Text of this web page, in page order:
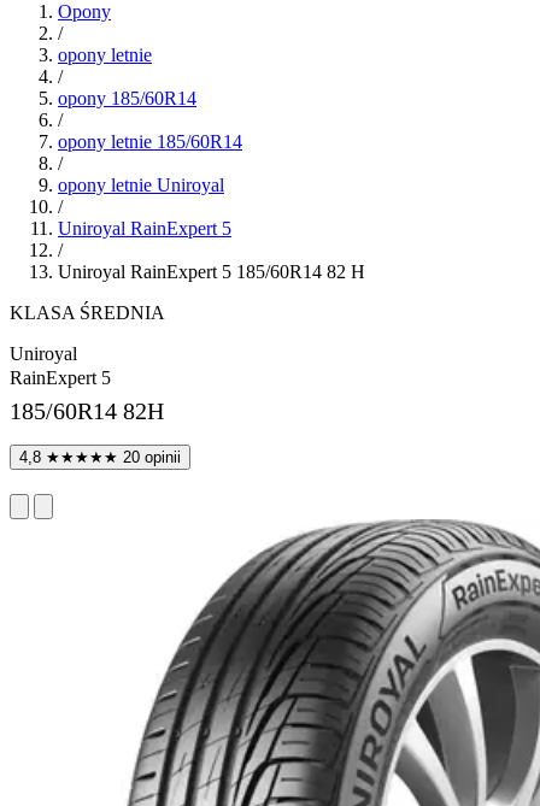
Opony
/
opony letnie
/
opony 185/60R14
/
opony letnie 185/60R14
/
opony letnie Uniroyal
/
Uniroyal RainExpert 5
/
Uniroyal RainExpert 5 185/60R14 82 H
KLASA ŚREDNIA
Uniroyal
RainExpert 5
185/60R14 82H
4,8 ★★★★★ 20 opinii